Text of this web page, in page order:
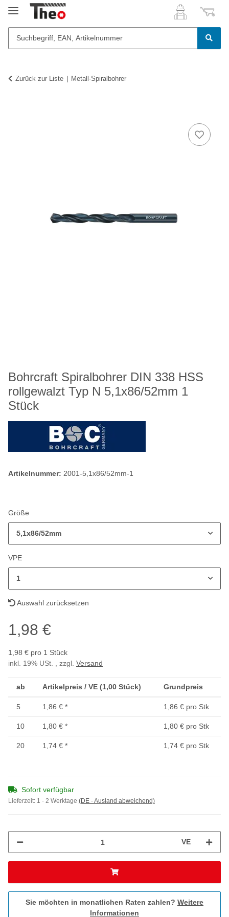
Zurück zur Liste Metall-Spiralbohrer
Bohrcraft Spiralbohrer DIN 338 HSS
rollgewalzt Typ N 5,1x86/52mm 1
Stück
Artikelnummer: 2001-5,1x86/52mm-1
Größe
5,1x86/52mm
VPE
1
Auswahl zurücksetzen
1,98 €
1,98 € pro 1 Stück
inkl. 19% USt. , zzgl. Versand
ab Artikelpreis / VE (1,00 Stück) Grundpreis
5 1,86 € * 1,86 € pro Stk
10 1,80 € * 1,80 € pro Stk
20 1,74 € * 1,74 € pro Stk
Sofort verfügbar
Lieferzeit: 1 - 2 Werktage (DE - Ausland abweichend)
VE
Sie möchten in monatlichen Raten zahlen? Weitere
Informationen